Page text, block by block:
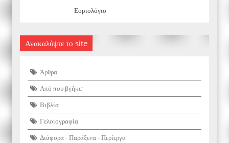
Εορτολόγιο
Ανακαλύψτε το site
Άρθρα
Από που βγήκε;
Βιβλία
Γελοιογραφία
Διάφορα - Παράξενα - Περίεργα